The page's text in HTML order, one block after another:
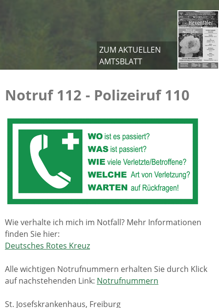
ZUM AKTUELLEN
AMTSBLATT
Notruf 112 - Polizeiruf 110
Wie verhalte ich mich im Notfall? Mehr Informationen
finden Sie hier:
Deutsches Rotes Kreuz
Alle wichtigen Notrufnummern erhalten Sie durch Klick
auf nachstehenden Link: Notrufnummern
St. Josefskrankenhaus, Freiburg